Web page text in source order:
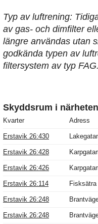
Typ av luftrening:
av gas- och dimfilter
längre användas utan
godkända typen av
filtersystem av typ FAG.
Skyddsrum i närheten
Kvarter Adress
Erstavik 26:430
Erstavik 26:428
Erstavik 26:426
Erstavik 26:114 Fisksätra
Erstavik 26:248
Erstavik 26:248